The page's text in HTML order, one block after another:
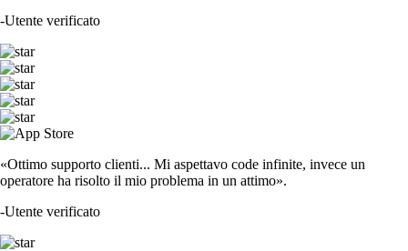
-Utente verificato
«Ottimo supporto clienti... Mi aspettavo code infinite, invece un
operatore ha risolto il mio problema in un attimo».
-Utente verificato